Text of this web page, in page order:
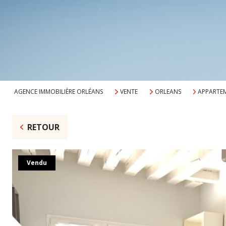
AGENCE IMMOBILIÈRE ORLÉANS VENTE ORLEANS
RETOUR
Vendu